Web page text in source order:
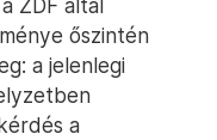
őszintén
a jelenlegi
a